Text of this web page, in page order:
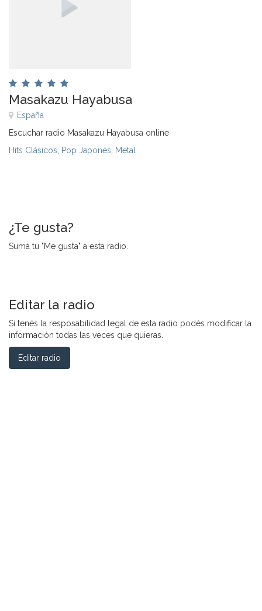
Masakazu Hayabusa
España
Escuchar radio Masakazu Hayabusa online
Hits Clásicos Pop Japonés Metal
¿Te gusta?
Sumá tu "Me gusta" a esta radio.
Editar la radio
Si tenés la resposabilidad legal de esta radio podés modificar la
información todas las veces que quieras.
Editar radio